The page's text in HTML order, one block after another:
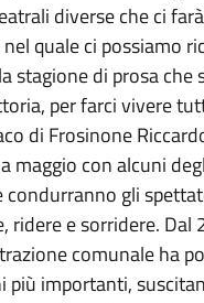
diverse che ci
quale ci possiamo
stagione di prosa
per farci vivere
di Frosinone
maggio con alcuni
gli
e sorridere. Dal
comunale ha
più importanti,